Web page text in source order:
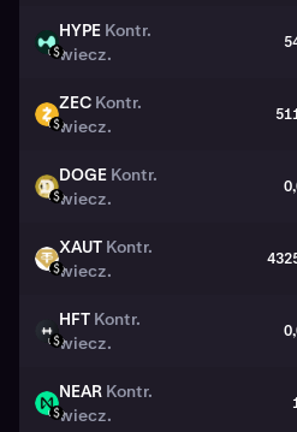
HYPE
USD
HYPE Kontr.
wiecz.
ZEC
USD
ZEC Kontr.
wiecz.
DOGE
USD
DOGE Kontr.
wiecz.
XAUT
USD
XAUT Kontr.
wiecz.
HFT
USD
HFT Kontr.
wiecz.
NEAR
USD
NEAR Kontr.
wiecz.